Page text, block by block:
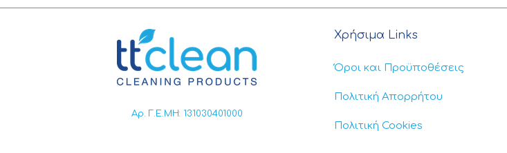
Αρ. Γ.Ε.ΜΗ: 131030401000
Χρήσιμα Links
Όροι και Προϋποθέσεις
Πολιτική Απορρήτου
Πολιτική Cookies